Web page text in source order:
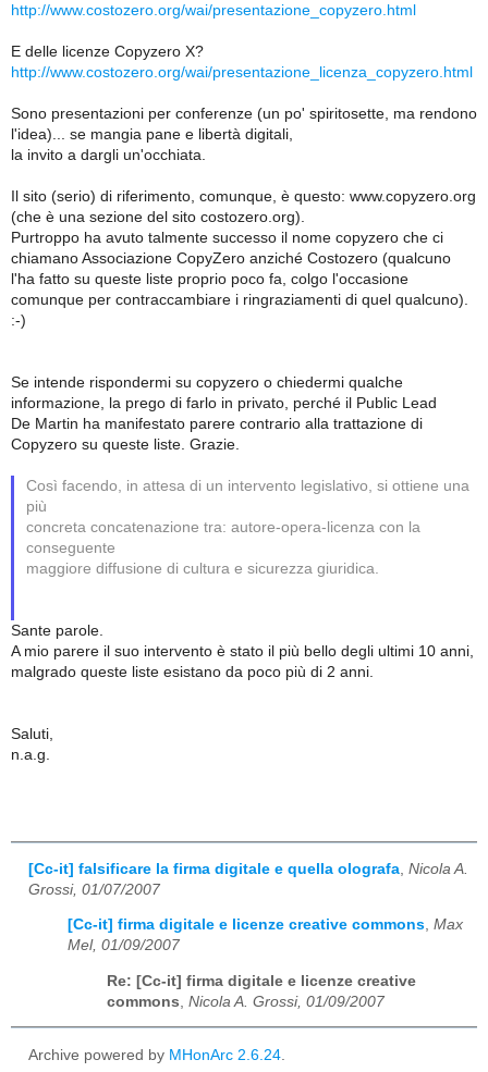
http://www.costozero.org/wai/presentazione_copyzero.html
E delle licenze Copyzero X?
http://www.costozero.org/wai/presentazione_licenza_copyzero.html
Sono presentazioni per conferenze (un po' spiritosette, ma rendono
l'idea)... se mangia pane e libertà digitali,
la invito a dargli un'occhiata.
Il sito (serio) di riferimento, comunque, è questo: www.copyzero.org
(che è una sezione del sito costozero.org).
Purtroppo ha avuto talmente successo il nome copyzero che ci
chiamano Associazione CopyZero anziché Costozero (qualcuno
l'ha fatto su queste liste proprio poco fa, colgo l'occasione
comunque per contraccambiare i ringraziamenti di quel qualcuno).
:-)
Se intende rispondermi su copyzero o chiedermi qualche
informazione, la prego di farlo in privato, perché il Public Lead
De Martin ha manifestato parere contrario alla trattazione di
Copyzero su queste liste. Grazie.
Così facendo, in attesa di un intervento legislativo, si ottiene una
più
concreta concatenazione tra: autore-opera-licenza con la
conseguente
maggiore diffusione di cultura e sicurezza giuridica.
Sante parole.
A mio parere il suo intervento è stato il più bello degli ultimi 10 anni,
malgrado queste liste esistano da poco più di 2 anni.
Saluti,
n.a.g.
[Cc-it] falsificare la firma digitale e quella olografa Nicola A.
Grossi, 01/07/2007
[Cc-it] firma digitale e licenze creative commons, Max
Mel, 01/09/2007
Re: [Cc-it] firma digitale e licenze creative
commons Nicola A. Grossi, 01/09/2007
Archive powered by MHonArc 2.6.24.